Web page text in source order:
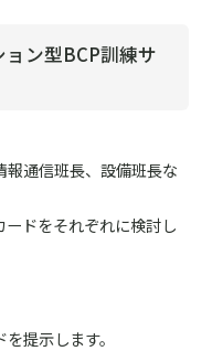
ン型BCP訓練サ
通信班長、設備班長な
ドをそれぞれに検討し
提示します。